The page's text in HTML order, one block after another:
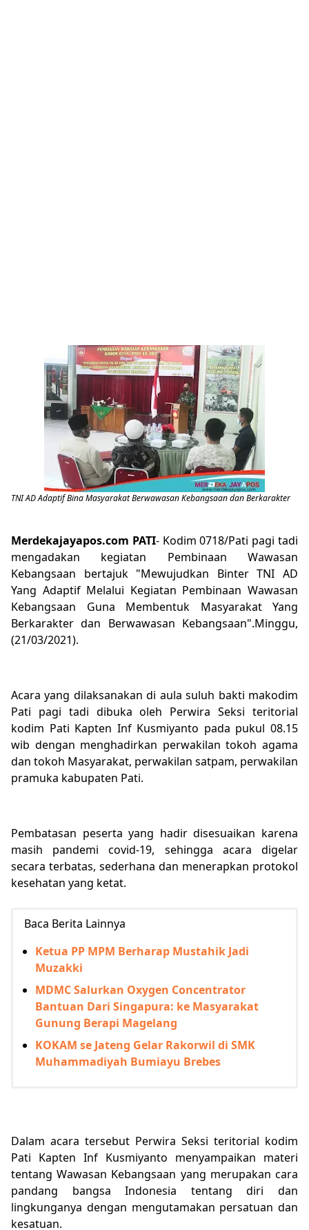
TNI AD Adaptif Bina Masyarakat Berwawasan Kebangsaan dan Berkarakter
Merdekajayapos.com PATI- Kodim 0718/Pati pagi tadi
mengadakan kegiatan Pembinaan Wawasan
Kebangsaan bertajuk "Mewujudkan Binter TNI AD
Yang Adaptif Melalui Kegiatan Pembinaan Wawasan
Kebangsaan Guna Membentuk Masyarakat Yang
Berkarakter dan Berwawasan Kebangsaan".Minggu,
(21/03/2021).
Acara yang dilaksanakan di aula suluh bakti makodim
Pati pagi tadi dibuka oleh Perwira Seksi teritorial
kodim Pati Kapten Inf Kusmiyanto pada pukul 08.15
wib dengan menghadirkan perwakilan tokoh agama
dan tokoh Masyarakat, perwakilan satpam, perwakilan
pramuka kabupaten Pati.
Pembatasan peserta yang hadir disesuaikan karena
masih pandemi covid-19, sehingga acara digelar
secara terbatas, sederhana dan menerapkan protokol
kesehatan yang ketat.
Baca Berita Lainnya
Ketua PP MPM Berharap Mustahik Jadi
Muzakki
MDMC Salurkan Oxygen Concentrator
Bantuan Dari Singapura: ke Masyarakat
Gunung Berapi Magelang
KOKAM se Jateng Gelar Rakorwil di SMK
Muhammadiyah Bumiayu Brebes
Dalam acara tersebut Perwira Seksi teritorial kodim
Pati Kapten Inf Kusmiyanto menyampaikan materi
tentang Wawasan Kebangsaan yang merupakan cara
pandang bangsa Indonesia tentang diri dan
lingkunganya dengan mengutamakan persatuan dan
kesatuan.